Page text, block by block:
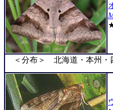
＜分布＞ 北海道・本州・